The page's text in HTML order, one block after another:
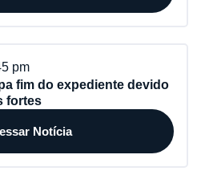
pm
fim do expediente devido
fortes
Notícia